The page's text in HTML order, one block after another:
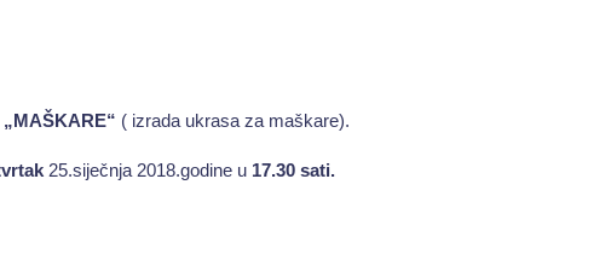
„MAŠKARE“ ( izrada ukrasa za maškare).
25.siječnja 2018.godine u 17.30 sati.